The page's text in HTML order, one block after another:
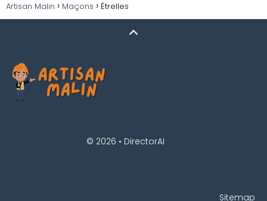
Artisan Malin Maçons Étrelles
© 2026 • DirectorAI
Sitemap